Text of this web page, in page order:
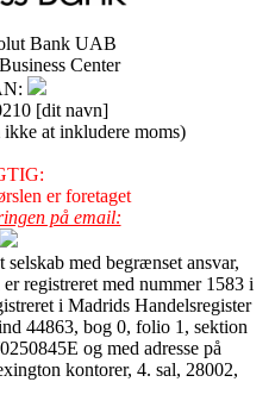
Bank UAB
Center
[dit navn]
at inkludere moms)
er foretaget
på email:
selskab med begrænset ansvar,
registreret med nummer 1583 i
i Madrids Handelsregister
44863, bog 0, folio 1, sektion
og med adresse på
kontorer, 4. sal, 28002,